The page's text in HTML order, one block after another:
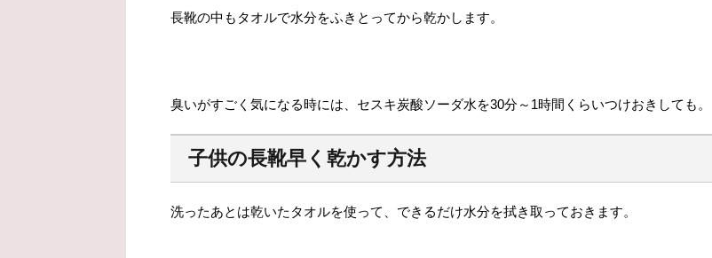
長靴の中もタオルで水分をふきとってから乾かします。
臭いがすごく気になる時には、セスキ炭酸ソーダ水を30分～1時間くらいつけおきしても。
子供の長靴早く乾かす方法
洗ったあとは乾いたタオルを使って、できるだけ水分を拭き取っておきます。